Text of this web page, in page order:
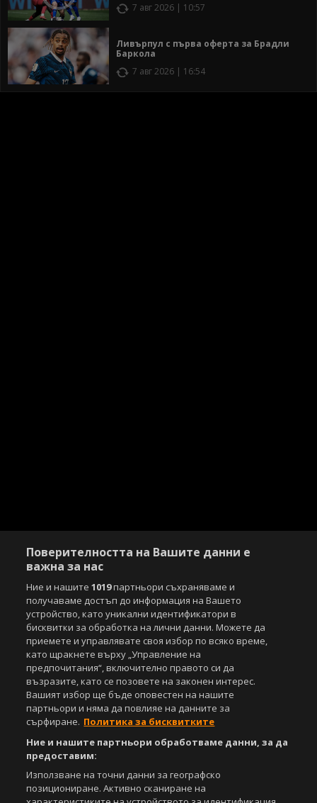
7 авг 2026 | 10:57
Ливърпул с първа оферта за Брадли
Баркола
7 авг 2026 | 16:54
Copyright © 2007-2026 Агенция Спортал. Всички права запазени.
Този уебсайт е собственост на
Sportal Media Group
За нас Екип За рекламa
Етични правила на НСС
Лични данни
Управление на предпочитания
Съдържанието на този уеб сайт и технологиите, използвани в него, са
под закрила на Закона за авторското право и сродните му права.
Всички статии, репортажи, интервюта и други текстови, графични и
видео материали, публикувани в сайта, са собственост на Агенция
Спортал, освен ако изрично е посочено друго. Допуска се
Поверителността на Вашите данни е
важна за нас
Ние и нашите1019партньори съхраняваме и
получаваме достъп до информация на Вашето
устройство, като уникални идентификатори в
бисквитки за обработка на лични данни. Можете да
приемете и управлявате своя избор по всяко време,
като щракнете върху „Управление на
предпочитания“, включително правото си да
възразите, като се позовете на законен интерес.
Вашият избор ще бъде оповестен на нашите
партньори и няма да повлияе на данните за
сърфиране. Политика за бисквитките
Ние и нашите партньори обработваме данни, за да
предоставим:
Използване на точни данни за географско
позициониране. Активно сканиране на